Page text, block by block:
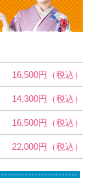
16,500円（税込）
14,300円（税込）
16,500円（税込）
22,000円（税込）